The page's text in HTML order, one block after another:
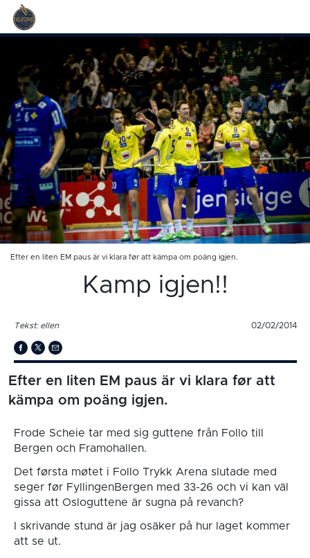
Efter en liten EM paus är vi klara før att kämpa om poäng igjen.
Kamp igjen!!
Tekst: ellen 02/02/2014
Efter en liten EM paus är vi klara før att
kämpa om poäng igjen.
Frode Scheie tar med sig guttene från Follo till
Bergen och Framohallen.
Det førsta møtet i Follo Trykk Arena slutade med
seger før FyllingenBergen med 33-26 och vi kan väl
gissa att Osloguttene är sugna på revanch?
I skrivande stund är jag osäker på hur laget kommer
att se ut.